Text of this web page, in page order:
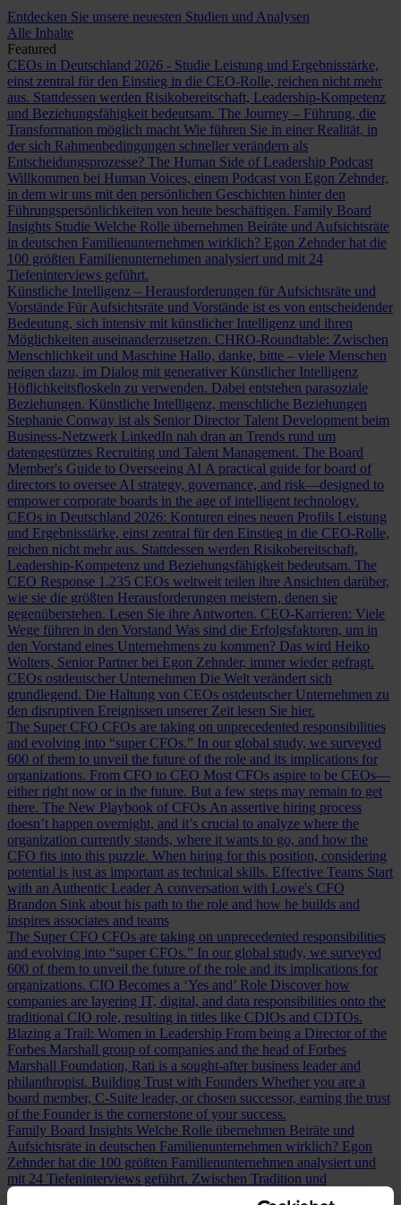
Entdecken Sie unsere neuesten Studien und Analysen
Alle Inhalte
Featured
CEOs in Deutschland 2026 - Studie Leistung und Ergebnisstärke,
einst zentral für den Einstieg in die CEO-Rolle, reichen nicht mehr
aus. Stattdessen werden Risikobereitschaft, Leadership-Kompetenz
und Beziehungsfähigkeit bedeutsam. The Journey – Führung, die
Transformation möglich macht Wie führen Sie in einer Realität, in
der sich Rahmenbedingungen schneller verändern als
Entscheidungsprozesse? The Human Side of Leadership Podcast
Willkommen bei Human Voices, einem Podcast von Egon Zehnder,
in dem wir uns mit den persönlichen Geschichten hinter den
Führungspersönlichkeiten von heute beschäftigen. Family Board
Insights Studie Welche Rolle übernehmen Beiräte und Aufsichtsräte
in deutschen Familienunternehmen wirklich? Egon Zehnder hat die
100 größten Familienunternehmen analysiert und mit 24
Tiefeninterviews geführt.
Künstliche Intelligenz – Herausforderungen für Aufsichtsräte und
Vorstände Für Aufsichtsräte und Vorstände ist es von entscheidender
Bedeutung, sich intensiv mit künstlicher Intelligenz und ihren
Möglichkeiten auseinanderzusetzen. CHRO-Roundtable: Zwischen
Menschlichkeit und Maschine Hallo, danke, bitte – viele Menschen
neigen dazu, im Dialog mit generativer Künstlicher Intelligenz
Höflichkeitsfloskeln zu verwenden. Dabei entstehen parasoziale
Beziehungen. Künstliche Intelligenz, menschliche Beziehungen
Stephanie Conway ist als Senior Director Talent Development beim
Business-Netzwerk LinkedIn nah dran an Trends rund um
datengestütztes Recruiting und Talent Management. The Board
Member's Guide to Overseeing AI A practical guide for board of
directors to oversee AI strategy, governance, and risk—designed to
empower corporate boards in the age of intelligent technology.
CEOs in Deutschland 2026: Konturen eines neuen Profils Leistung
und Ergebnisstärke, einst zentral für den Einstieg in die CEO-Rolle,
reichen nicht mehr aus. Stattdessen werden Risikobereitschaft,
Leadership-Kompetenz und Beziehungsfähigkeit bedeutsam. The
CEO Response 1.235 CEOs weltweit teilen ihre Ansichten darüber,
wie sie die größten Herausforderungen meistern, denen sie
gegenüberstehen. Lesen Sie ihre Antworten. CEO-Karrieren: Viele
Wege führen in den Vorstand Was sind die Erfolgsfaktoren, um in
den Vorstand eines Unternehmens zu kommen? Das wird Heiko
Wolters, Senior Partner bei Egon Zehnder, immer wieder gefragt.
CEOs ostdeutscher Unternehmen Die Welt verändert sich
grundlegend. Die Haltung von CEOs ostdeutscher Unternehmen zu
den disruptiven Ereignissen unserer Zeit lesen Sie hier.
The Super CFO CFOs are taking on unprecedented responsibilities
and evolving into “super CFOs.” In our global study, we surveyed
600 of them to unveil the future of the role and its implications for
organizations. From CFO to CEO Most CFOs aspire to be CEOs—
either right now or in the future. But a few steps may remain to get
there. The New Playbook of CFOs An assertive hiring process
doesn’t happen overnight, and it’s crucial to analyze where the
organization currently stands, where it wants to go, and how the
CFO fits into this puzzle. When hiring for this position, considering
potential is just as important as technical skills. Effective Teams Start
with an Authentic Leader A conversation with Lowe's CFO
Brandon Sink about his path to the role and how he builds and
inspires associates and teams
The Super CFO CFOs are taking on unprecedented responsibilities
and evolving into “super CFOs.” In our global study, we surveyed
600 of them to unveil the future of the role and its implications for
organizations. CIO Becomes a ‘Yes and’ Role Discover how
companies are layering IT, digital, and data responsibilities onto the
traditional CIO role, resulting in titles like CDIOs and CDTOs.
Blazing a Trail: Women in Leadership From being a Director of the
Forbes Marshall group of companies and the head of Forbes
Marshall Foundation, Rati is a sought-after business leader and
philanthropist. Building Trust with Founders Whether you are a
board member, C-Suite leader, or chosen successor, earning the trust
of the Founder is the cornerstone of your success.
Family Board Insights Welche Rolle übernehmen Beiräte und
Aufsichtsräte in deutschen Familienunternehmen wirklich? Egon
Zehnder hat die 100 größten Familienunternehmen analysiert und
mit 24 Tiefeninterviews geführt. Zwischen Tradition und
Transformation